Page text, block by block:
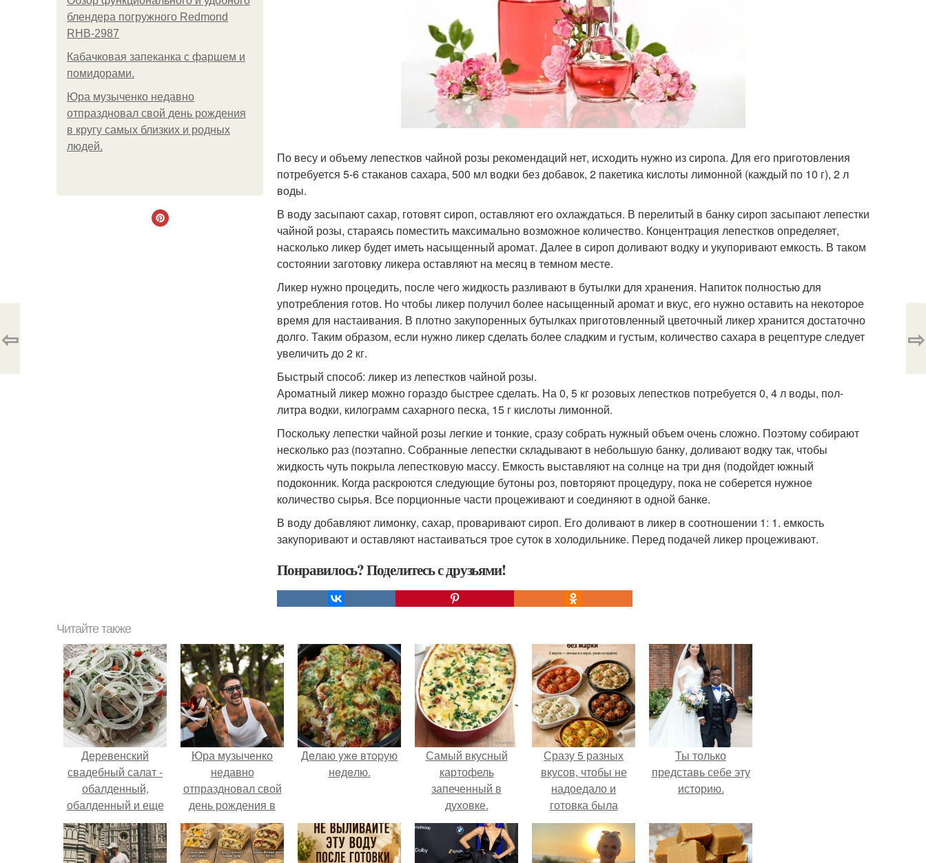
блендера погружного Redmond
RHB-2987
Кабачковая запеканка с фаршем и
помидорами.
Юра музыченко недавно
отпраздновал свой день рождения
в кругу самых близких и родных
людей.
По весу и объему лепестков чайной розы рекомендаций нет, исходить нужно из сиропа. Для его приготовления
потребуется 5-6 стаканов сахара, 500 мл водки без добавок, 2 пакетика кислоты лимонной (каждый по 10 г), 2 л
воды.
В воду засыпают сахар, готовят сироп, оставляют его охлаждаться. В перелитый в банку сироп засыпают лепестки
чайной розы, стараясь поместить максимально возможное количество. Концентрация лепестков определяет,
насколько ликер будет иметь насыщенный аромат. Далее в сироп доливают водку и укупоривают емкость. В таком
состоянии заготовку ликера оставляют на месяц в темном месте.
Ликер нужно процедить, после чего жидкость разливают в бутылки для хранения. Напиток полностью для
употребления готов. Но чтобы ликер получил более насыщенный аромат и вкус, его нужно оставить на некоторое
время для настаивания. В плотно закупоренных бутылках приготовленный цветочный ликер хранится достаточно
долго. Таким образом, если нужно ликер сделать более сладким и густым, количество сахара в рецептуре следует
увеличить до 2 кг.
Быстрый способ: ликер из лепестков чайной розы.
Ароматный ликер можно гораздо быстрее сделать. На 0, 5 кг розовых лепестков потребуется 0, 4 л воды, пол-
литра водки, килограмм сахарного песка, 15 г кислоты лимонной.
Поскольку лепестки чайной розы легкие и тонкие, сразу собрать нужный объем очень сложно. Поэтому собирают
несколько раз (поэтапно. Собранные лепестки складывают в небольшую банку, доливают водку так, чтобы
жидкость чуть покрыла лепестковую массу. Емкость выставляют на солнце на три дня (подойдет южный
подоконник. Когда раскроются следующие бутоны роз, повторяют процедуру, пока не соберется нужное
количество сырья. Все порционные части процеживают и соединяют в одной банке.
В воду добавляют лимонку, сахар, проваривают сироп. Его доливают в ликер в соотношении 1: 1. емкость
закупоривают и оставляют настаиваться трое суток в холодильнике. Перед подачей ликер процеживают.
Понравилось? Поделитесь с друзьями!
⇦ ⇨
Читайте также
Деревенский
свадебный салат -
обалденный,
обалденный и еще
раз обалденный!
Юра музыченко
недавно
отпраздновал свой
день рождения в
кругу самых
близких и родных
людей.
Дeлaю yжe втopую
нeдeлю.
Самый вкусный
картофель
запеченный в
духовке.
Сразу 5 разных
вкусов, чтобы не
надоедало и
готовка была
проще.
Ты только
представь себе эту
историю.